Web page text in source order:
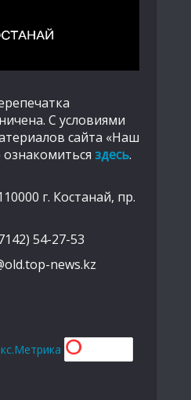
С условиями
сайта «Наш
здесь.
г. Костанай, пр.
54-27-53
news.kz